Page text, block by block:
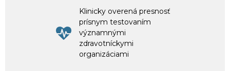
Klinicky overená presnosť
prísnym testovaním
významnými
zdravotníckymi
organizáciami